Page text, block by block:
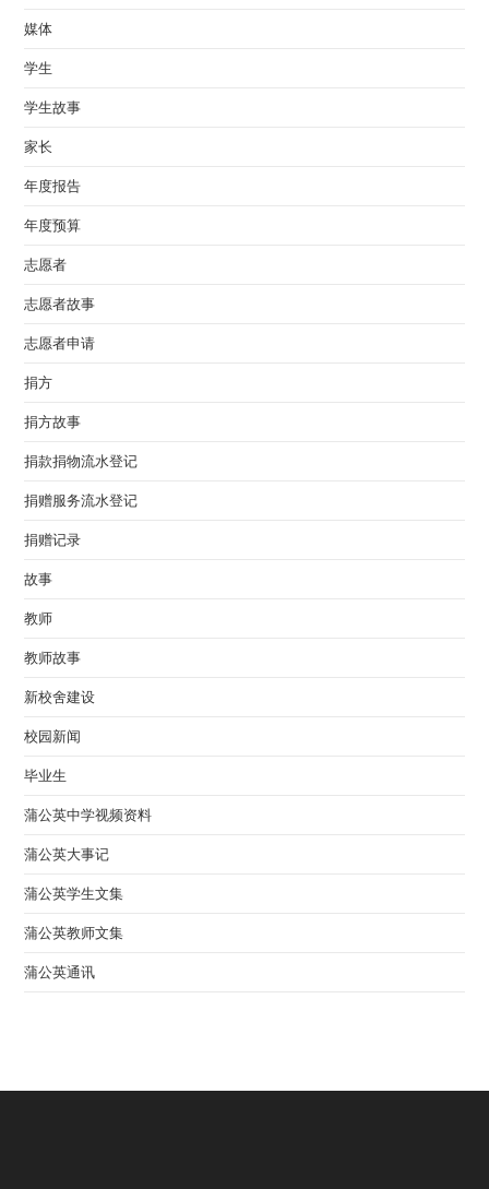
媒体
学生
学生故事
家长
年度报告
年度预算
志愿者
志愿者故事
志愿者申请
捐方
捐方故事
捐款捐物流水登记
捐赠服务流水登记
捐赠记录
故事
教师
教师故事
新校舍建设
校园新闻
毕业生
蒲公英中学视频资料
蒲公英大事记
蒲公英学生文集
蒲公英教师文集
蒲公英通讯